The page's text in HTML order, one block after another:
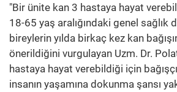
"Bir ünite kan 3 hastaya hayat
18-65 yaş aralığındaki genel sağlık
bireylerin yılda birkaç kez kan
önerildiğini vurgulayan Uzm. Dr.
hastaya hayat verebildiği için
insanın yaşamına dokunma şansı